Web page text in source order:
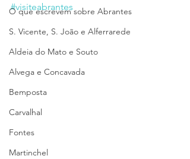
O que escrevem sobre Abrantes
S. Vicente, S. João e Alferrarede
Aldeia do Mato e Souto
Alvega e Concavada
Bemposta
Carvalhal
Fontes
Martinchel
#visiteabrantes